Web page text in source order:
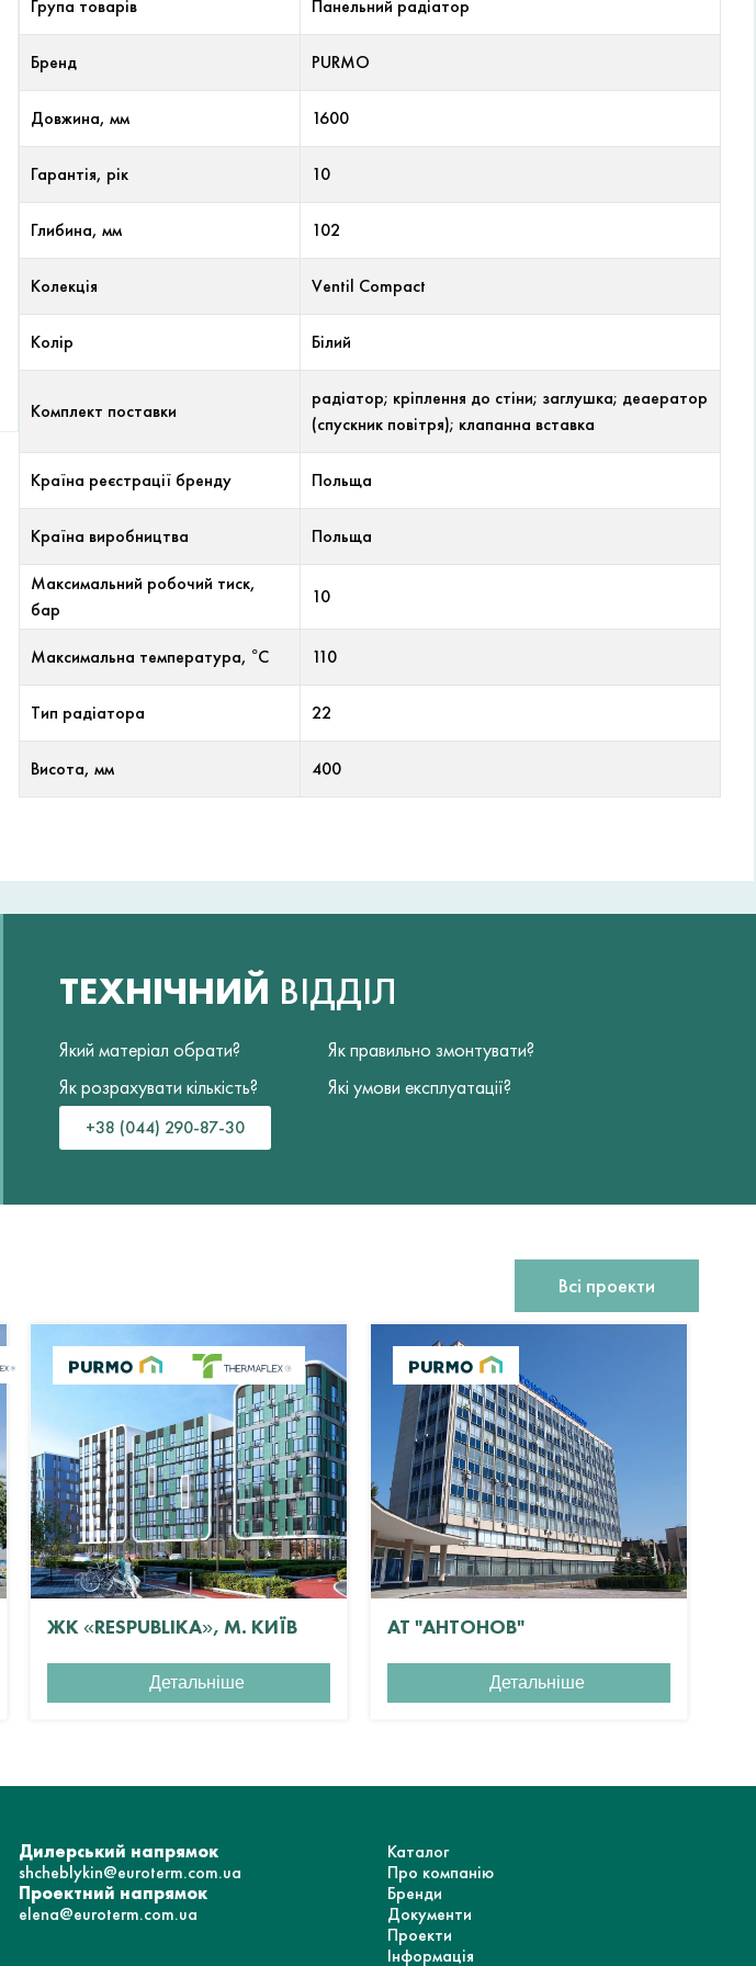
Група товарів Панельний радіатор
Бренд PURMO
Довжина, мм 1600
Гарантія, рік 10
Глибина, мм 102
Колекція Ventil Compact
Колір Білий
Комплект поставки
радіатор; кріплення до стіни; заглушка; деаератор
(спускник повітря); клапанна вставка
Країна реєстрації бренду Польща
Країна виробництва Польща
Максимальний робочий тиск,
бар
10
Максимальна температура, °С 110
Тип радіатора 22
Висота, мм 400
ТЕХНІЧНИЙ ВІДДІЛ
Який матеріал обрати?
Як розрахувати кількість?
Як правильно змонтувати?
Які умови експлуатації?
+38 (044) 290-87-30
Всі проекти
ЖК «RESPUBLIKA», М. КИЇВ
Детальніше
АТ "АНТОНОВ"
Детальніше
Дилерський напрямок
shcheblykin@euroterm.com.ua
Проектний напрямок
elena@euroterm.com.ua
Каталог
Про компанію
Бренди
Документи
Проекти
Інформація